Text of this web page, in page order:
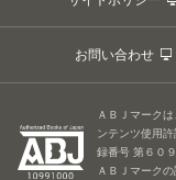
お問い合わせ
ＡＢＪマーク
ンテンツ使用
録番号 第６０
ＡＢＪマーク